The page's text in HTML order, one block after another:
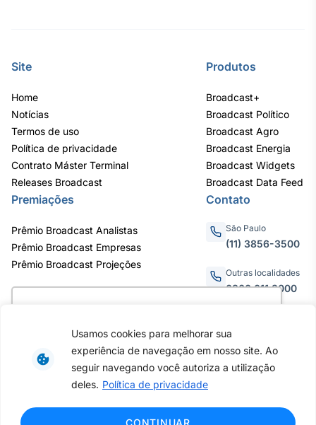
como você interage em nosso site e
personalizar conteúdo. Ao utilizar este site, você
concorda com o uso de cookies.
Saiba mais
Ok, entendi!
Usamos cookies para melhorar sua
experiência de navegação em nosso site. Ao
seguir navegando você autoriza a utilização
deles. Política de privacidade
CONTINUAR
Site
Home
Notícias
Termos de uso
Política de privacidade
Contrato Máster Terminal
Releases Broadcast
Produtos
Broadcast+
Broadcast Político
Broadcast Agro
Broadcast Energia
Broadcast Widgets
Broadcast Data Feed
Premiações
Prêmio Broadcast Analistas
Prêmio Broadcast Empresas
Prêmio Broadcast Projeções
Contato
São Paulo
(11) 3856-3500
Outras localidades
0800.011.3000
Av. Eng. Caetano Álvares, 55
- 3º e 6º andar, Bairro do
Limão, São Paulo / SP, CEP
02598-900 - CNPJ: